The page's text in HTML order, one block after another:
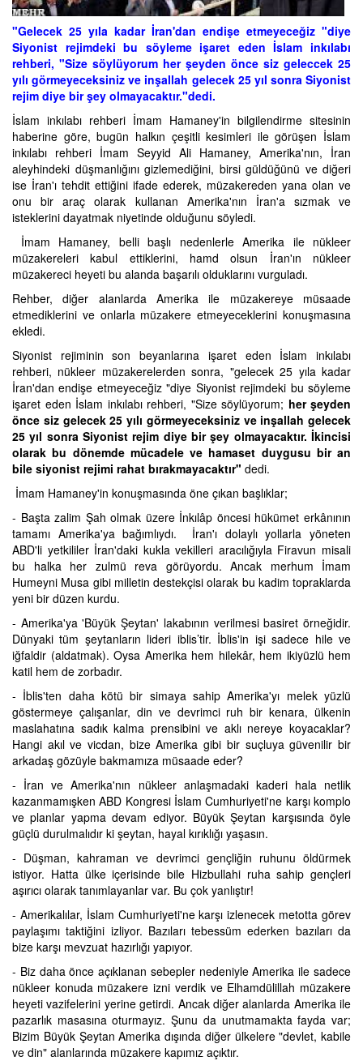
"Gelecek 25 yıla kadar İran'dan endişe etmeyeceğiz "diye
Siyonist rejimdeki bu söyleme işaret eden İslam inkılabı
rehberi, "Size söylüyorum her şeyden önce siz geleccek 25
yılı görmeyeceksiniz ve inşallah gelecek 25 yıl sonra Siyonist
rejim diye bir şey olmayacaktır."dedi.
İslam inkılabı rehberi İmam Hamaney'in bilgilendirme sitesinin
haberine göre, bugün halkın çeşitli kesimleri ile görüşen İslam
inkılabı rehberi İmam Seyyid Ali Hamaney, Amerika'nın, İran
aleyhindeki düşmanlığını gizlemediğini, birsi güldüğünü ve diğeri
ise İran'ı tehdit ettiğini ifade ederek, müzakereden yana olan ve
onu bir araç olarak kullanan Amerika'nın İran'a sızmak ve
isteklerini dayatmak niyetinde olduğunu söyledi.
İmam Hamaney, belli başlı nedenlerle Amerika ile nükleer
müzakereleri kabul ettiklerini, hamd olsun İran'ın nükleer
müzakereci heyeti bu alanda başarılı olduklarını vurguladı.
Rehber, diğer alanlarda Amerika ile müzakereye müsaade
etmediklerini ve onlarla müzakere etmeyeceklerini konuşmasına
ekledi.
Siyonist rejiminin son beyanlarına işaret eden İslam inkılabı
rehberi, nükleer müzakerelerden sonra, "gelecek 25 yıla kadar
İran'dan endişe etmeyeceğiz "diye Siyonist rejimdeki bu söyleme
işaret eden İslam inkılabı rehberi, "Size söylüyorum; her şeyden
önce siz gelecek 25 yılı görmeyeceksiniz ve inşallah gelecek
25 yıl sonra Siyonist rejim diye bir şey olmayacaktır. İkincisi
olarak bu dönemde mücadele ve hamaset duygusu bir an
bile siyonist rejimi rahat bırakmayacaktır" dedi.
İmam Hamaney'in konuşmasında öne çıkan başlıklar;
- Başta zalim Şah olmak üzere İnkılâp öncesi hükümet erkânının
tamamı Amerika'ya bağımlıydı. İran'ı dolaylı yollarla yöneten
ABD'li yetkililer İran'daki kukla vekilleri aracılığıyla Firavun misali
bu halka her zulmü reva görüyordu. Ancak merhum İmam
Humeyni Musa gibi milletin destekçisi olarak bu kadim topraklarda
yeni bir düzen kurdu.
- Amerika'ya 'Büyük Şeytan' lakabının verilmesi basiret örneğidir.
Dünyaki tüm şeytanların lideri iblis’tir. İblis'in işi sadece hile ve
iğfaldir (aldatmak). Oysa Amerika hem hilekâr, hem ikiyüzlü hem
katil hem de zorbadır.
- İblis'ten daha kötü bir simaya sahip Amerika'yı melek yüzlü
göstermeye çalışanlar, din ve devrimci ruh bir kenara, ülkenin
maslahatına sadık kalma prensibini ve aklı nereye koyacaklar?
Hangi akıl ve vicdan, bize Amerika gibi bir suçluya güvenilir bir
arkadaş gözüyle bakmamıza müsaade eder?
- İran ve Amerika'nın nükleer anlaşmadaki kaderi hala netlik
kazanmamışken ABD Kongresi İslam Cumhuriyeti'ne karşı komplo
ve planlar yapma devam ediyor. Büyük Şeytan karşısında öyle
güçlü durulmalıdır ki şeytan, hayal kırıklığı yaşasın.
- Düşman, kahraman ve devrimci gençliğin ruhunu öldürmek
istiyor. Hatta ülke içerisinde bile Hizbullahi ruha sahip gençleri
aşırıcı olarak tanımlayanlar var. Bu çok yanlıştır!
- Amerikalılar, İslam Cumhuriyeti'ne karşı izlenecek metotta görev
paylaşımı taktiğini izliyor. Bazıları tebessüm ederken bazıları da
bize karşı mevzuat hazırlığı yapıyor.
- Biz daha önce açıklanan sebepler nedeniyle Amerika ile sadece
nükleer konuda müzakere izni verdik ve Elhamdülillah müzakere
heyeti vazifelerini yerine getirdi. Ancak diğer alanlarda Amerika ile
pazarlık masasına oturmayız. Şunu da unutmamakta fayda var;
Bizim Büyük Şeytan Amerika dışında diğer ülkelere "devlet, kabile
ve din" alanlarında müzakere kapımız açıktır.